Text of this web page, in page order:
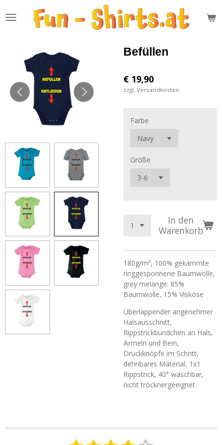
Hauptinhalt
Befüllen
€ 19,90
zzgl. Versandkosten
Farbe
Größe
In den
Warenkorb
180g/m², 100% gekämmte
ringgesponnene Baumwolle,
grey melange: 85%
Baumwolle, 15% Viskose
Überlappender angenehmer
Halsausschnitt,
Rippstrickbündchen an Hals,
Ärmeln und Bein,
Druckknöpfe im Schritt,
dehnbares Material, 1x1
Rippstrick, 40° waschbar,
nicht trocknergeeignet